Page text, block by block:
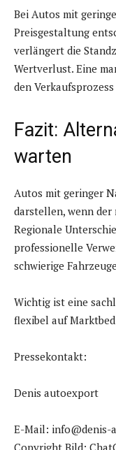
Bei Autos mit
Preisgestaltung
verlängert die
Wertverlust. Eine
den
Fazit:
warten
Autos mit geringer
darstellen, wenn der
Regionale
professionelle
schwierige
Wichtig ist eine
flexibel auf
Pressekontakt:
Denis autoexport
E-Mail: info@denis-